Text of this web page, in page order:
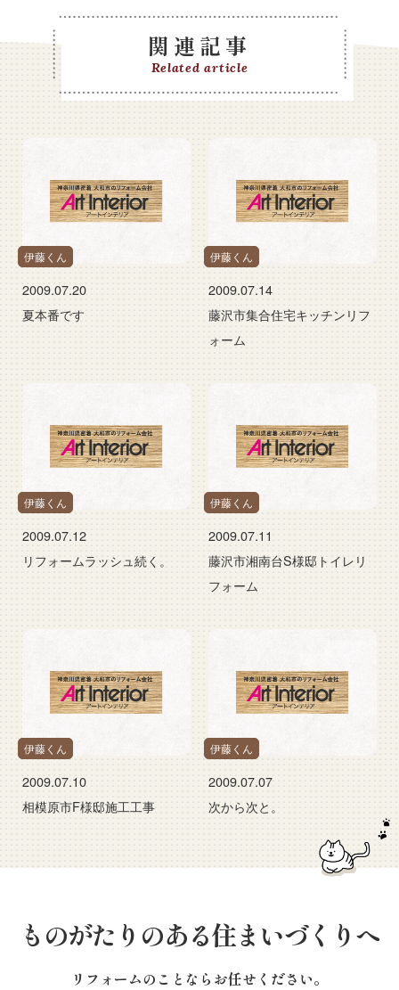
関連記事
Related article
伊藤くん
2009.07.20
夏本番です
伊藤くん
2009.07.14
藤沢市集合住宅キッチンリフ
ォーム
伊藤くん
2009.07.12
リフォームラッシュ続く。
伊藤くん
2009.07.11
藤沢市湘南台S様邸トイレリ
フォーム
伊藤くん
2009.07.10
相模原市F様邸施工工事
伊藤くん
2009.07.07
次から次と。
ものがたりのある住まいづくりへ
リフォームのことならお任せください。